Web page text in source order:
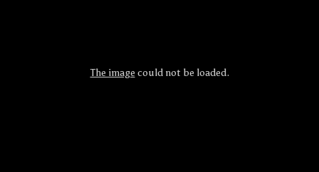
The image could not be loaded.